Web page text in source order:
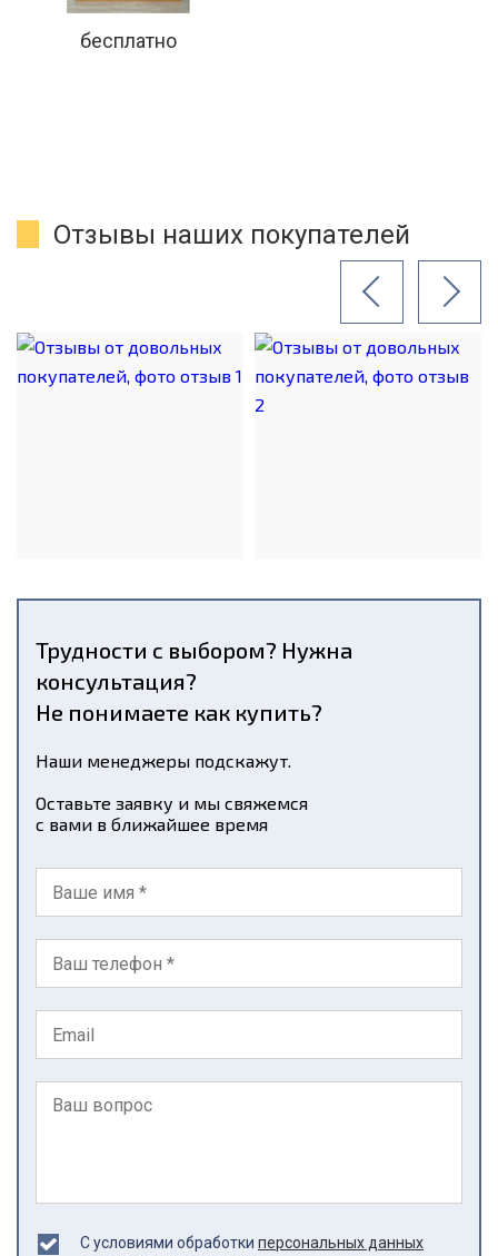
бесплатно
Отзывы наших покупателей
Трудности с выбором? Нужна
консультация?
Не понимаете как купить?
Наши менеджеры подскажут.
Оставьте заявку и мы свяжемся
с вами в ближайшее время
С условиями обработки персональных данных